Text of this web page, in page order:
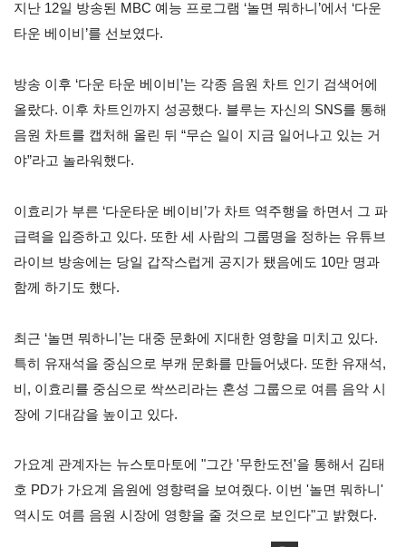
지난 12일 방송된 MBC 예능 프로그램 ‘놀면 뭐하니 ’에서 ‘다운
타운 베이비 ’를 선보였다.
방송 이후 ‘다운 타운 베이비 ’는 각종 음원 차트 인기 검색어에
올랐다. 이후 차트인까지 성공했다. 블루는 자신의 SNS를 통해
음원 차트를 캡처해 올린 뒤 “무슨 일이 지금 일어나고 있는 거
야”라고 놀라워했다.
이효리가 부른 ‘다운타운 베이비 ’가 차트 역주행을 하면서 그 파
급력을 입증하고 있다. 또한 세 사람의 그룹명을 정하는 유튜브
라이브 방송에는 당일 갑작스럽게 공지가 됐음에도 10만 명과
함께 하기도 했다.
최근 ‘놀면 뭐하니 ’는 대중 문화에 지대한 영향을 미치고 있다.
특히 유재석을 중심으로 부캐 문화를 만들어냈다. 또한 유재석,
비 , 이효리를 중심으로 싹쓰리라는 혼성 그룹으로 여름 음악 시
장에 기대감을 높이고 있다.
가요계 관계자는 뉴스토마토에 "그간 '무한도전'을 통해서 김태
호 PD가 가요계 음원에 영향력을 보여줬다. 이번 '놀면 뭐하니'
역시도 여름 음원 시장에 영향을 줄 것으로 보인다"고 밝혔다.